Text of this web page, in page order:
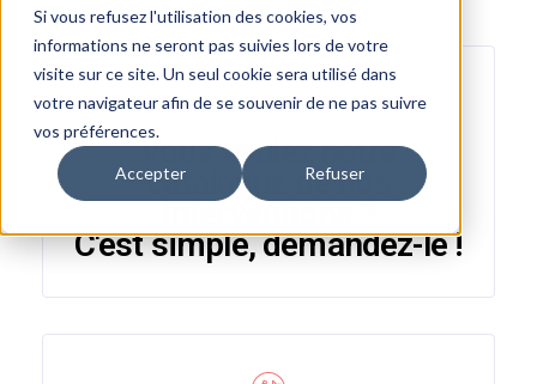
Si vous refusez l'utilisation des cookies, vos
informations ne seront pas suivies lors de votre
visite sur ce site. Un seul cookie sera utilisé dans
votre navigateur afin de se souvenir de ne pas suivre
vos préférences.
Accepter Refuser
Vous voulez notre
catalogue de nos
interventions ?
C'est simple, demandez-le !